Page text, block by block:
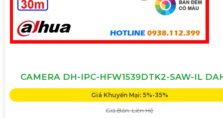
CAMERA DH-IPC-HFW1539DTK2-SAW-IL
Giá Khuyến Mại: 5%-35%
Giá Bán: Liên Hệ